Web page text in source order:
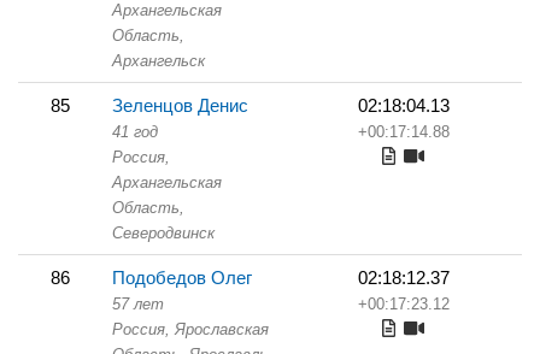
Архангельская
Область,
Архангельск
85 Зеленцов Денис
41 год
Россия,
Архангельская
Область,
Северодвинск
02:18:04.13
+00:17:14.88
86 Подобедов Олег
57 лет
Россия, Ярославская
02:18:12.37
+00:17:23.12